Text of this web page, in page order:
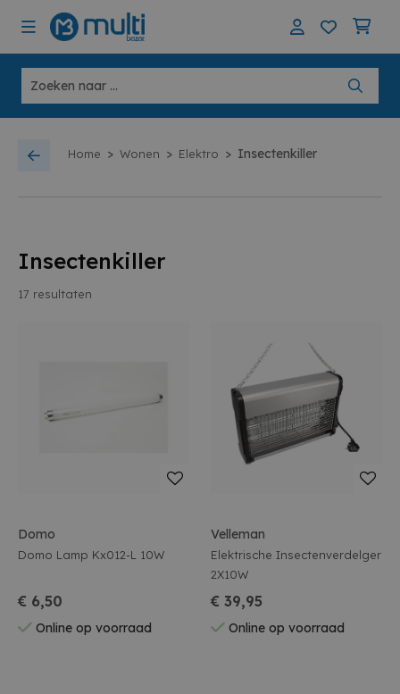
Home > Wonen > Elektro > Insectenkiller
Insectenkiller
17 resultaten
Domo
Domo Lamp Kx012-L 10W
€ 6,50
Online op voorraad
Velleman
Elektrische Insectenverdelger
2X10W
€ 39,95
Online op voorraad